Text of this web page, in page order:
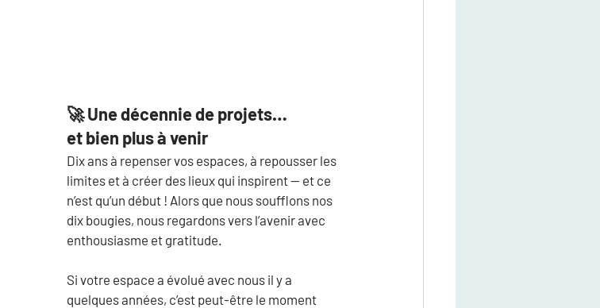
🚀 Une décennie de projets…
et bien plus à venir
Dix ans à repenser vos espaces, à repousser les
limites et à créer des lieux qui inspirent — et ce
n’est qu’un début ! Alors que nous soufflons nos
dix bougies, nous regardons vers l’avenir avec
enthousiasme et gratitude.
Si votre espace a évolué avec nous il y a
quelques années, c’est peut-être le moment